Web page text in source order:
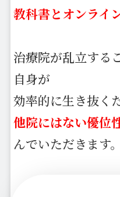
教科書とオンライ
治療院が乱立する
自身が
効率的に生き抜く
他院にはない優位
んでいただきます。